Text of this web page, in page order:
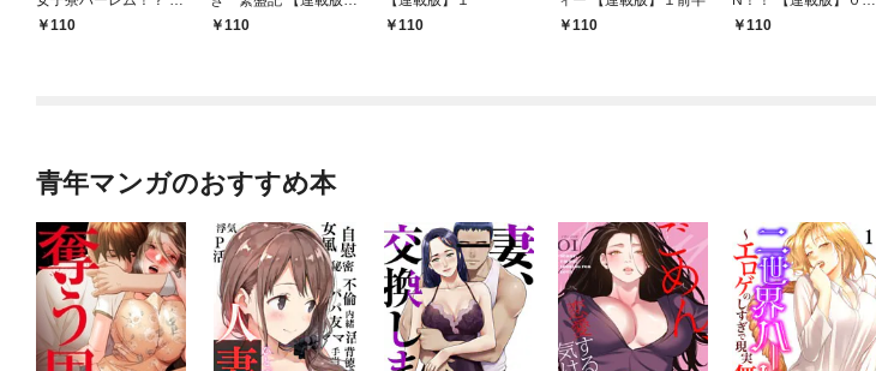
管理人として働く人間
110
１110
110
110
①110
青年マンガのおすすめ本